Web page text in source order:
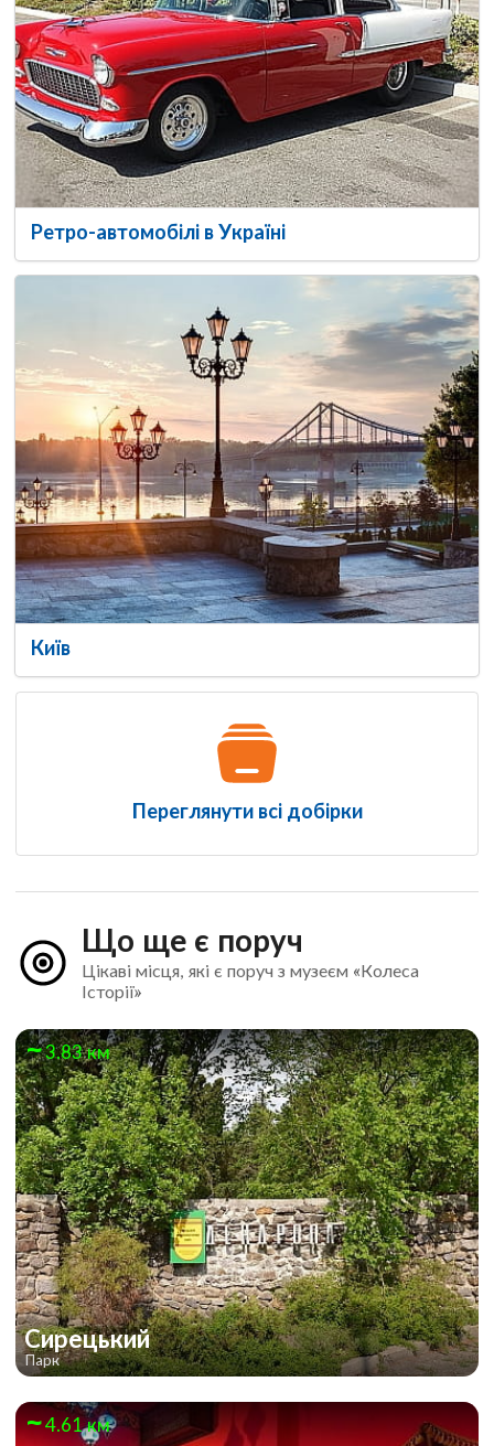
Ретро-автомобілі в Україні
Київ
Переглянути всі добірки
Що ще є поруч
Цікаві місця, які є поруч з музеєм «Колеса
Історії»
3.83 км
Сирецький
Парк
4.61 км